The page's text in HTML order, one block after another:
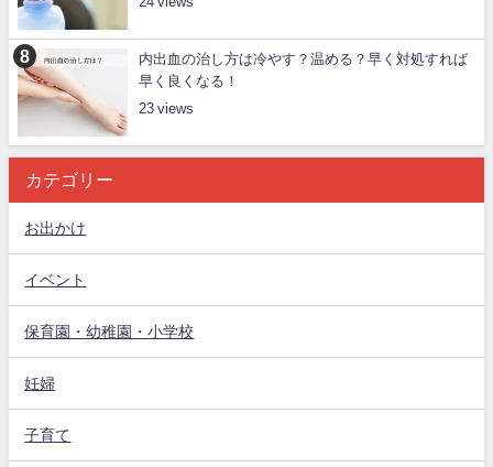
内出血の治し方は冷やす？温める？早く対処すれば
早く良くなる！
23
カテゴリー
お出かけ
イベント
保育園・幼稚園・小学校
妊婦
子育て